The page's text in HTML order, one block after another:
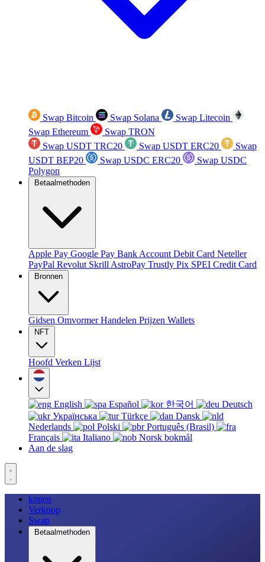
Swap Bitcoin Swap Solana
Swap Litecoin
Swap Ethereum
Swap TRON
Swap USDT TRC20
Swap USDT ERC20
Swap
USDT BEP20
Swap USDC ERC20
Swap USDC
Polygon
Betaalmethoden
Apple Pay Google Pay Bank Account Debit Card Neteller
PayPal Revolut Skrill AstroPay Trustly Pix SPEI Credit Card
Bronnen
Gidsen OmvormerHandelen Prijzen Wallets
NFT
Hoofd Verken Lijst
English Español 한국어
Deutsch
Українська
Türkçe
Dansk
Nederlands
Polski
Português (Brasil)
Français
Italiano
Norsk bokmål
Aan de slag
kopen
Verkoop
Swap
Betaalmethoden